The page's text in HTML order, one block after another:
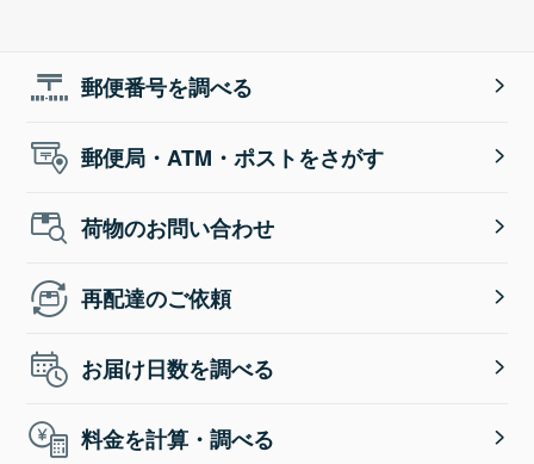
郵便番号を調べる
郵便局・ATM・ポストをさがす
荷物のお問い合わせ
再配達のご依頼
お届け日数を調べる
料金を計算・調べる